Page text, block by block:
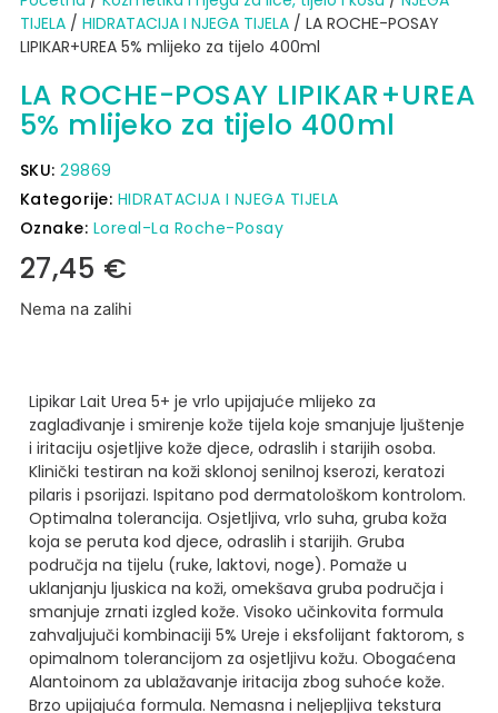
TIJELA/ HIDRATACIJA I NJEGA TIJELA/ LA ROCHE-POSAY
LIPIKAR+UREA 5% mlijeko za tijelo 400ml
LA ROCHE-POSAY LIPIKAR+UREA
5% mlijeko za tijelo 400ml
SKU:29869
Kategorije: HIDRATACIJA I NJEGA TIJELA
Oznake: Loreal-La Roche-Posay
27,45 €
Nema na zalihi
Lipikar Lait Urea 5+ je vrlo upijajuće mlijeko za
zaglađivanje i smirenje kože tijela koje smanjuje ljuštenje
i iritaciju osjetljive kože djece, odraslih i starijih osoba.
Klinički testiran na koži sklonoj senilnoj kserozi, keratozi
pilaris i psorijazi. Ispitano pod dermatološkom kontrolom.
Optimalna tolerancija. Osjetljiva, vrlo suha, gruba koža
koja se peruta kod djece, odraslih i starijih. Gruba
područja na tijelu (ruke, laktovi, noge). Pomaže u
uklanjanju ljuskica na koži, omekšava gruba područja i
smanjuje zrnati izgled kože. Visoko učinkovita formula
zahvaljujuči kombinaciji 5% Ureje i eksfolijant faktorom, s
opimalnom tolerancijom za osjetljivu kožu. Obogaćena
Alantoinom za ublažavanje iritacija zbog suhoće kože.
Brzo upijajuća formula. Nemasna i neljepljiva tekstura